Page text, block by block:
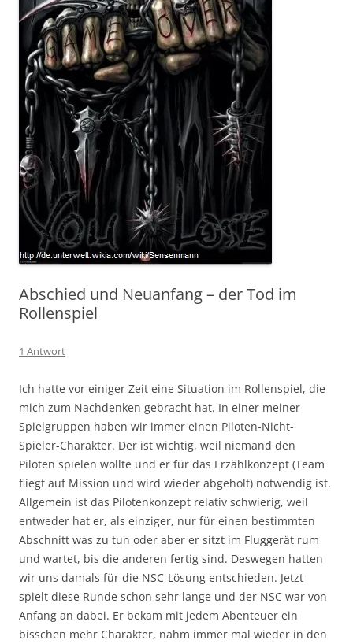
Abschied und Neuanfang – der Tod im
Rollenspiel
1 Antwort
Ich hatte vor einiger Zeit eine Situation im Rollenspiel, die
mich zum Nachdenken gebracht hat. In einer meiner
Spielgruppen haben wir immer einen Piloten-Nicht-
Spieler-Charakter. Der ist wichtig, weil niemand den
Piloten spielen wollte und er für das Erzählkonzept (Team
fliegt auf Mission und wird wieder abgeholt) notwendig ist.
Allgemein ist das Pilotenkonzept relativ schwierig, weil
entweder hat er, als einziger, nur für einen bestimmten
Abschnitt was zu tun oder aber er sitzt im Fluggerät rum
und wartet, bis die anderen fertig sind. Deswegen hatten
wir uns damals für die NSC-Lösung entschieden. Jetzt
spielt diese Runde schon sehr lange und der NSC war von
Anfang an dabei. Er bekam mit jedem Abenteuer ein
bisschen mehr Charakter, nahm immer mal wieder in den